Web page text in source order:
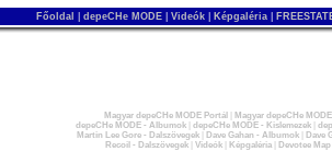
Főoldal depeCHe MODE Videók Képgaléria
Magyar depeCHe MODE Portál
Magyar depeCHe
depeCHe MODE - Albumok| depeCHe MODE - Kislemezek|
Martin Lee Gore - Dalszövegek| Dave Gahan - Albumok|
Dave
Recoil - Dalszövegek| Videók| Képgaléria| Devotee Map